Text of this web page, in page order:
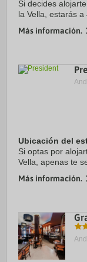
Si decides
la Vella, estarás a
este hotel
Más información.
Ubicación del
Si optas por
Vella, apenas te
Además, este
Más información.